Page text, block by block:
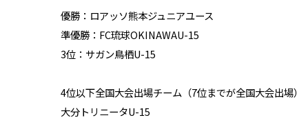
​優勝：ロアッソ熊本ジュニアユース
​準優勝：FC琉球OKINAWAU-15
​3位：サガン鳥栖U-15
​4位以下全国大会出場チーム（7位までが全国大会出場）
大分トリニータU-15